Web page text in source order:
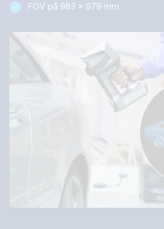
FOV på 983 x 979 mm.